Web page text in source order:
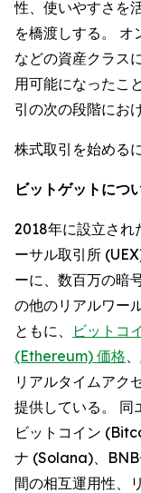
性、使いやすさを
を橋渡しする。 オ
などの資産クラス
用可能になったこ
引の次の段階にお
株式取引を始めるに
ビットゲットにつ
2018年に設立され
ーサル取引所
ーに、数百万の暗
の他のリアルワー
ともに、
ビットコ
(Ethereum) 価格
リアルタイムアク
提供している。 同
ビットコイン
ナ (Solana)、BNB
間の相互運用性、